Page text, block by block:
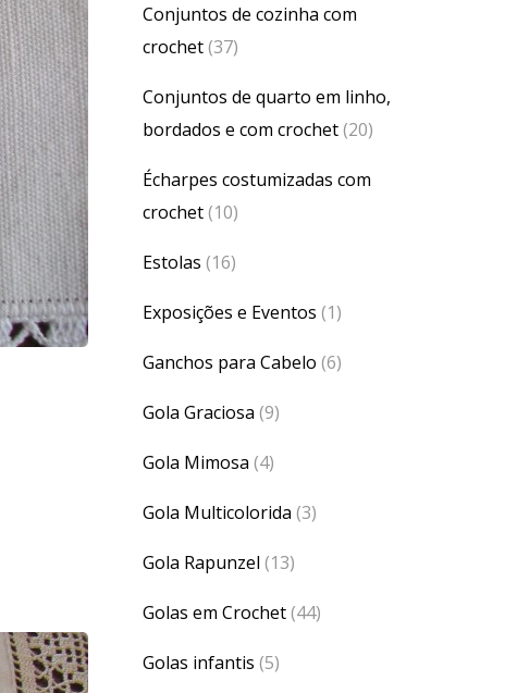
Conjuntos de cozinha com
crochet(37)
Conjuntos de quarto em linho,
bordados e com crochet(20)
Écharpes costumizadas com
crochet(10)
Estolas (16)
Exposições e Eventos (1)
Ganchos para Cabelo (6)
Gola Graciosa (9)
Gola Mimosa (4)
Gola Multicolorida (3)
Gola Rapunzel (13)
Golas em Crochet(44)
Golas infantis (5)